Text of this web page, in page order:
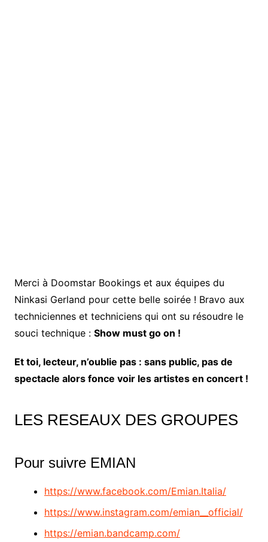
Merci à Doomstar Bookings et aux équipes du
Ninkasi Gerland pour cette belle soirée ! Bravo aux
techniciennes et techniciens qui ont su résoudre le
souci technique : Show must go on !
Et toi, lecteur, n’oublie pas : sans public, pas de
spectacle alors fonce voir les artistes en concert !
LES RESEAUX DES GROUPES
Pour suivre EMIAN
https://www.facebook.com/Emian.Italia/
https://www.instagram.com/emian__official/
https://emian.bandcamp.com/